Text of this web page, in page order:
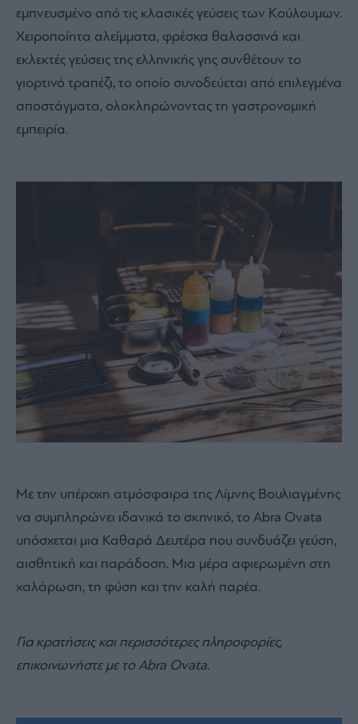
εμπνευσμένο από τις κλασικές γεύσεις των Κούλουμων.
Χειροποίητα αλείμματα, φρέσκα θαλασσινά και
εκλεκτές γεύσεις της ελληνικής γης συνθέτουν το
γιορτινό τραπέζι, το οποίο συνοδεύεται από επιλεγμένα
αποστάγματα, ολοκληρώνοντας τη γαστρονομική
εμπειρία.
Με την υπέροχη ατμόσφαιρα της Λίμνης Βουλιαγμένης
να συμπληρώνει ιδανικά το σκηνικό, το Abra Ovata
υπόσχεται μια Καθαρά Δευτέρα που συνδυάζει γεύση,
αισθητική και παράδοση. Μια μέρα αφιερωμένη στη
χαλάρωση, τη φύση και την καλή παρέα.
Για κρατήσεις και περισσότερες πληροφορίες,
επικοινωνήστε με το Abra Ovata.